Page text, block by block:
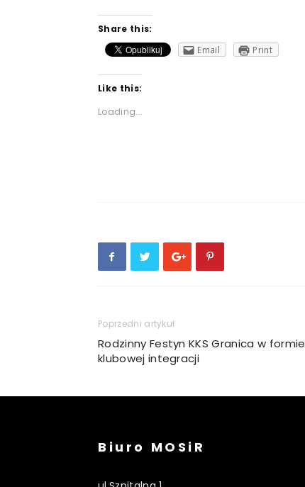
Share this:
Email
Print
Like this:
Loading...
Poprzedni artykuł
Rodzinny Festyn KKS Granica w formie
klubowej integracji
Biuro MOSiR